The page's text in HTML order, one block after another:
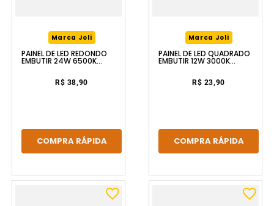
Marca Joli
PAINEL DE LED REDONDO
EMBUTIR 24W 6500K
R$ 38,90
COMPRA RÁPIDA
Marca Joli
PAINEL DE LED QUADRADO
EMBUTIR 12W 3000K
R$ 23,90
COMPRA RÁPIDA